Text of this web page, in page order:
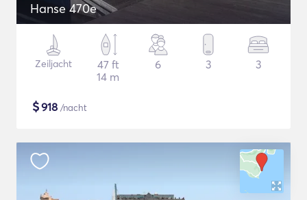
Hanse 470e
Zeiljacht
47 ft
14 m
6 3 3
$918 /nacht